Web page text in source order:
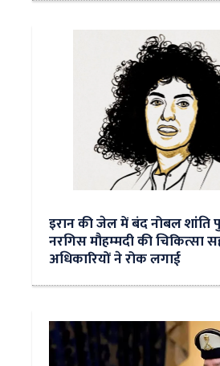
इरान की जेल में बंद नोबल शांति
नरगिस मौहम्‍मदी की चिकित्‍सा
अधिकारियों ने रोक लगाई